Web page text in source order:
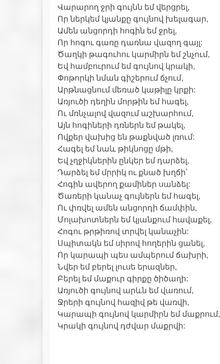
Վարարող ջրի գույնն եմ վերցրել,
Որ ներկեմ կյանքը գույնով խելագար,
Ամեն անցորդի հոգին եմ ջրել,
Որ հոգու գառը դառնա վազող գայլ:
Ծաղկի թագուհու կարմիրն եմ շնչում,
Եվ համբուրում եմ գույնով կրակի,
Փոթորկի նման գիշերում ճչում,
Արթնացնում մեռած կաթիլը կրքի:
Առյուծի դեղին մորթին եմ հագել,
Ու մռնչալով վազում աշխարհում,
Այն հոգիների դռներն եմ թակել,
Ովքեր վախից են թաքնված լռում:
Հագել եմ նաև թիկնոցը մթի,
Եվ չղջիկներին ընկեր եմ դարձել,
Դարձել եմ մրրիկ ու քնած խղճի՝
Հոգին ավերող քամիներ սանձել:
Ծառերի կանաչ գույներն եմ հագել,
Ու փռվել ամեն անցորդի ճամփին,
Մոլախոտներն եմ կյանքում հավաքել,
Հոգու թրթիռով տրվել կանաչին:
Սպիտակն եմ սիրով հողերին ցանել,
Որ կարապի պես ամպերում ճախրի,
Նվեր եմ բերել լուսե երազներ,
Բերել եմ մաքուր գիրքը ծիծաղի:
Առյուծի գույնով արևն եմ վառում,
Ջրերի գույնով հազիվ թե վառվի,
Կարապի գույնով կարմիրն եմ մաքրում,
Կրակի գույնով դժվար մաքրվի: